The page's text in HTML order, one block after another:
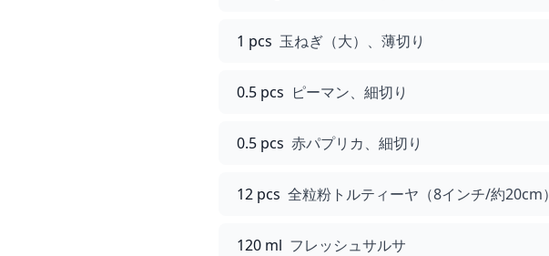
1 pcs 玉ねぎ（大）、薄切り
0.5 pcs ピーマン、細切り
0.5 pcs 赤パプリカ、細切り
12 pcs 全粒粉トルティーヤ（8インチ/約20cm）
120 ml フレッシュサルサ